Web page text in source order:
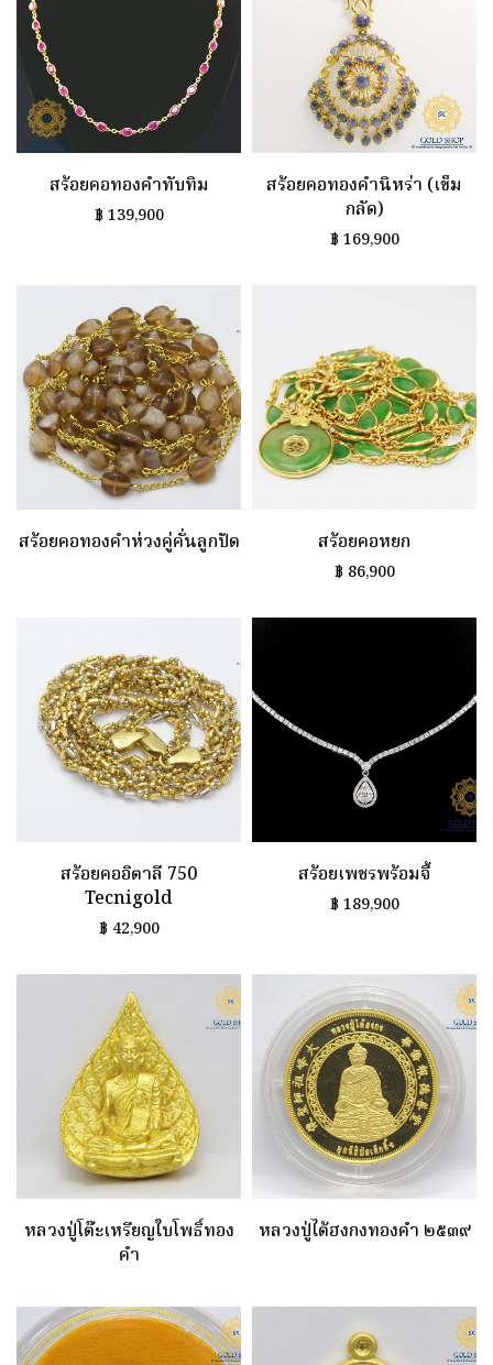
สร้อยคอทองคำทับทิม
฿ 139,900
สร้อยคอทองคำนิหร่า (เข็ม
กลัด)
฿ 169,900
สร้อยคอทองคำห่วงคู่คั่นลูกปัด สร้อยคอหยก
฿ 86,900
สร้อยคออิตาลี 750
Tecnigold
฿ 42,900
สร้อยเพชรพร้อมจี้
฿ 189,900
หลวงปู่โต๊ะเหรียญใบโพธิ์ทอง
คำ
หลวงปู่ไต้ฮงกงทองคำ ๒๕๓๙